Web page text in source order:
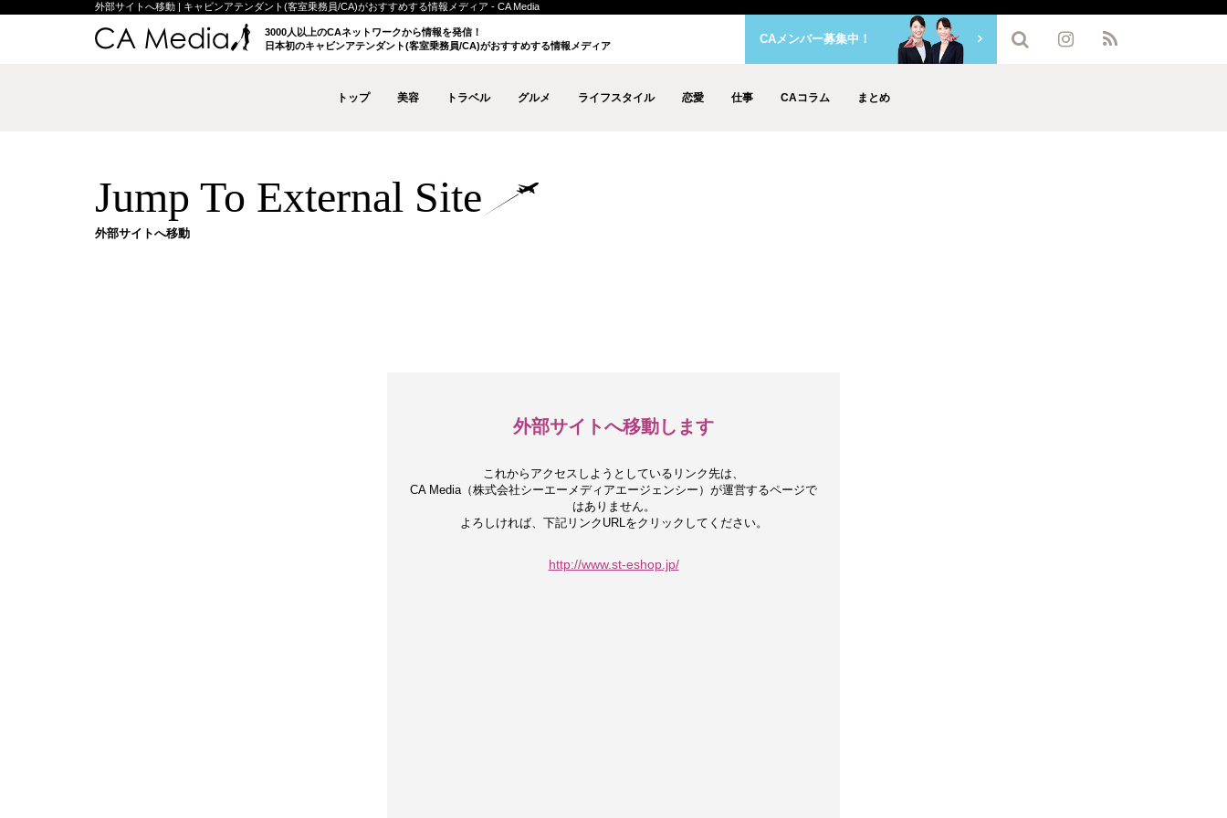
外部サイトへ移動 | キャビンアテンダント(客室乗務員/CA)がおすすめする情報メディア - CA Media
3000人以上のCAネットワークから情報を発信！
日本初のキャビンアテンダント(客室乗務員/CA)がおすすめする情報メディア
トップ 美容 トラベル グルメ ライフスタイル 恋愛 仕事 CAコラム まとめ
CAメンバー募集中！
Jump To External Site
外部サイトへ移動
外部サイトへ移動します
これからアクセスしようとしているリンク先は、
CA Media（株式会社シーエーメディアエージェンシー）が運営するページで
はありません。
よろしければ、下記リンクURLをクリックしてください。
http://www.st-eshop.jp/